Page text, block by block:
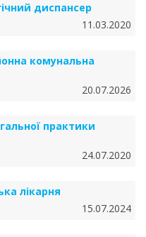
диспансер
11.03.2020
комунальна
20.07.2026
практики
24.07.2020
лікарня
15.07.2024